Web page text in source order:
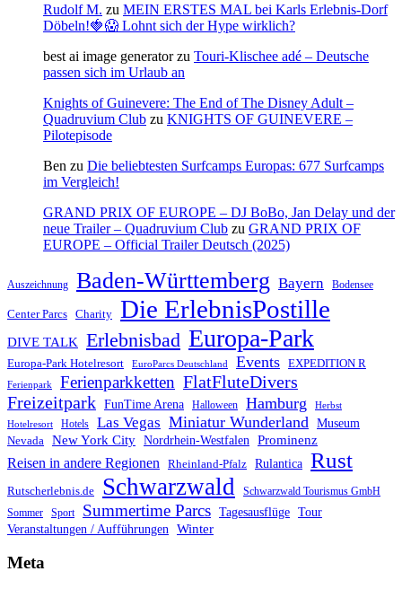
Rudolf M. zu MEIN ERSTES MAL bei Karls Erlebnis-Dorf
Döbeln!🍓😱 Lohnt sich der Hype wirklich?
best ai image generatorzu Touri-Klischee adé – Deutsche
passen sich im Urlaub an
Knights of Guinevere: The End of The Disney Adult –
Quadruvium Club zu KNIGHTS OF GUINEVERE –
Pilotepisode
Ben zu Die beliebtesten Surfcamps Europas: 677 Surfcamps
im Vergleich!
GRAND PRIX OF EUROPE – DJ BoBo, Jan Delay und der
neue Trailer – Quadruvium Club zu GRAND PRIX OF
EUROPE – Official Trailer Deutsch (2025)
Auszeichnung Baden-Württemberg Bayern Bodensee
Center Parcs Charity Die ErlebnisPostille
DIVE TALK Erlebnisbad Europa-Park
Europa-Park Hotelresort EuroParcs Deutschland Events EXPEDITION R
Ferienpark Ferienparkketten FlatFluteDivers
Freizeitpark FunTime Arena Halloween Hamburg Herbst
Hotelresort Hotels Las Vegas Miniatur Wunderland Museum
Nevada New York City Nordrhein-Westfalen
Prominenz
Reisen in andere Regionen
Rheinland-Pfalz Rulantica Rust
Rutscherlebnis.de Schwarzwald
Schwarzwald Tourismus GmbH
Sommer
Sport Summertime Parcs Tagesausflüge Tour
Veranstaltungen / Aufführungen
Winter
Meta